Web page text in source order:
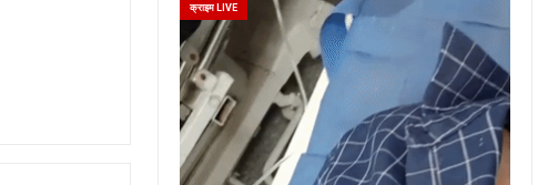
क्राइम LIVE